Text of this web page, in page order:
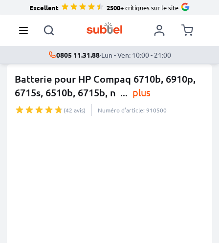
Excellent 2500+critiques sur le site
0805 11.31.88·Lun - Ven: 10:00 - 21:00
Batterie pour HP Compaq 6710b, 6910p,
6715s, 6510b, 6715b, n ... plus
(42 avis) Numéro d’article: 910500